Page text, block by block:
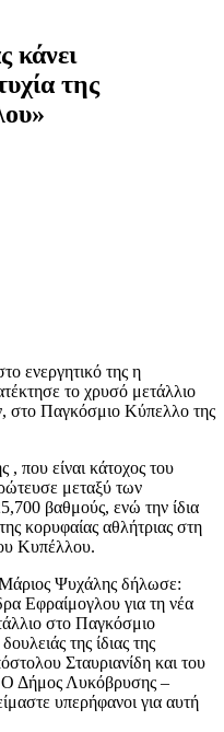
κάνει
της
ενεργητικό της η
το χρυσό μετάλλιο
στο Παγκόσμιο Κύπελλο της
που είναι κάτοχος του
μεταξύ των
βαθμούς, ενώ την ίδια
κορυφαίας αθλήτριας στη
Κυπέλλου.
Ψυχάλης δήλωσε:
Εφραίμογλου για τη νέα
στο Παγκόσμιο
της ίδιας της
Σταυριανίδη και του
Ο Δήμος Λυκόβρυσης –
υπερήφανοι για αυτή